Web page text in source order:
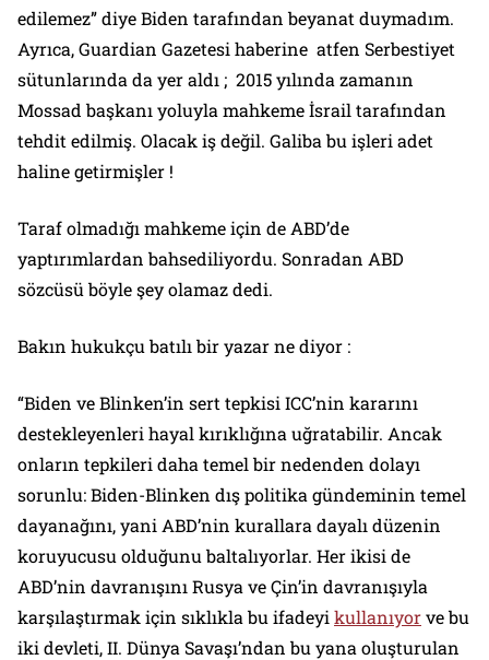
edilemez” diye Biden tarafından beyanat duymadım.
Ayrıca, Guardian Gazetesi haberine atfen Serbestiyet
sütunlarında da yer aldı ; 2015 yılında zamanın
Mossad başkanı yoluyla mahkeme İsrail tarafından
tehdit edilmiş. Olacak iş değil. Galiba bu işleri adet
haline getirmişler !
Taraf olmadığı mahkeme için de ABD’de
yaptırımlardan bahsediliyordu. Sonradan ABD
sözcüsü böyle şey olamaz dedi.
Bakın hukukçu batılı bir yazar ne diyor :
“Biden ve Blinken’in sert tepkisi ICC’nin kararını
destekleyenleri hayal kırıklığına uğratabilir. Ancak
onların tepkileri daha temel bir nedenden dolayı
sorunlu: Biden-Blinken dış politika gündeminin temel
dayanağını, yani ABD’nin kurallara dayalı düzenin
koruyucusu olduğunu baltalıyorlar. Her ikisi de
ABD’nin davranışını Rusya ve Çin’in davranışıyla
karşılaştırmak için sıklıkla bu ifadeyi kullanıyorve bu
iki devleti, II. Dünya Savaşı’ndan bu yana oluşturulan